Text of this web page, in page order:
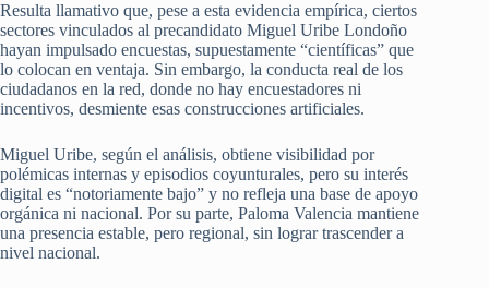
Resulta llamativo que, pese a esta evidencia empírica, ciertos
sectores vinculados al precandidato Miguel Uribe Londoño
hayan impulsado encuestas, supuestamente “científicas” que
lo colocan en ventaja. Sin embargo, la conducta real de los
ciudadanos en la red, donde no hay encuestadores ni
incentivos, desmiente esas construcciones artificiales.
Miguel Uribe, según el análisis, obtiene visibilidad por
polémicas internas y episodios coyunturales, pero su interés
digital es “notoriamente bajo” y no refleja una base de apoyo
orgánica ni nacional. Por su parte, Paloma Valencia mantiene
una presencia estable, pero regional, sin lograr trascender a
nivel nacional.